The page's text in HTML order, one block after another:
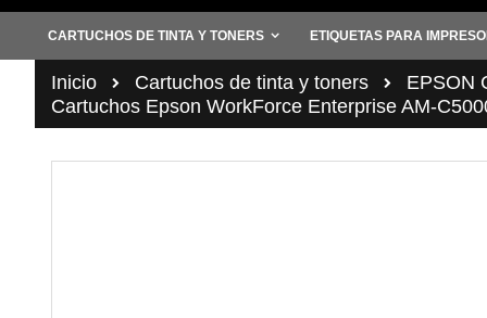
CARTUCHOS DE TINTA Y TONERS ETIQUETAS PARA
Inicio Cartuchos de tinta y toners EPSON
Cartuchos Epson WorkForce Enterprise AM-